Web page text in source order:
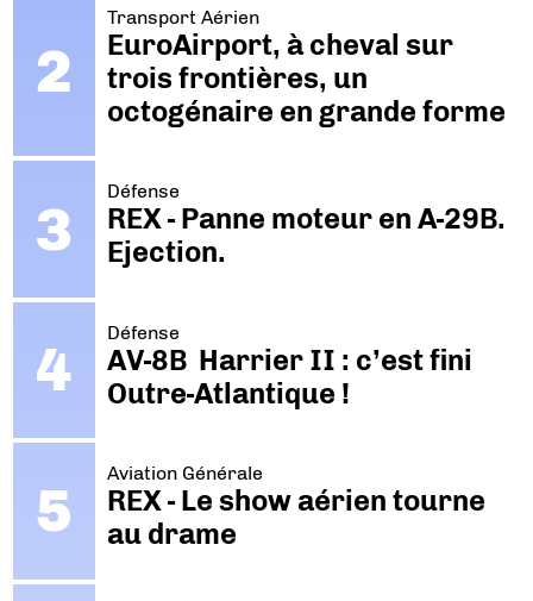
Transport Aérien
EuroAirport, à cheval sur
trois frontières, un
octogénaire en grande forme
Défense
REX - Panne moteur en A-29B.
Ejection.
Défense
AV-8B Harrier II : c’est fini
Outre-Atlantique !
Aviation Générale
REX - Le show aérien tourne
au drame